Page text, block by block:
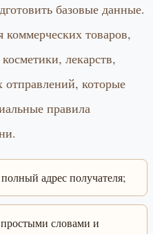
базовые данные.
товаров,
лекарств,
которые
правила
адрес получателя;
словами и